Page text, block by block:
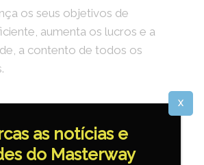
os seus objetivos de
aumenta os lucros e a
a contento de todos os
as notícias e
do Masterway
X